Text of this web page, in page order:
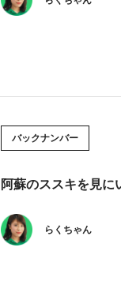
バックナンバー
阿蘇のススキを見に
らくちゃん